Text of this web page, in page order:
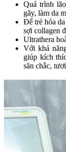
Quá trình
gãy, làm da
Để trẻ hóa
sợi collagen
Ultrathera
Với khả
giúp kích
săn chắc,